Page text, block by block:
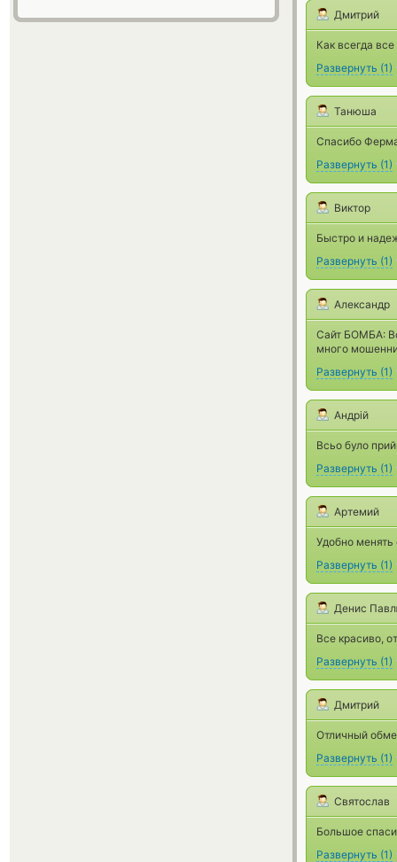
Дмитрий
Как всегда
Развернуть (1)
Танюша
Спасибо
Развернуть (1)
Виктор
Быстро и
Развернуть (1)
Александр
Сайт БОМБА:
много
Развернуть (1)
Андрій
Всьо було
Развернуть (1)
Артемий
Удобно
Развернуть (1)
Денис
Все красиво,
Развернуть (1)
Дмитрий
Отличный
Развернуть (1)
Святослав
Большое
Развернуть (1)